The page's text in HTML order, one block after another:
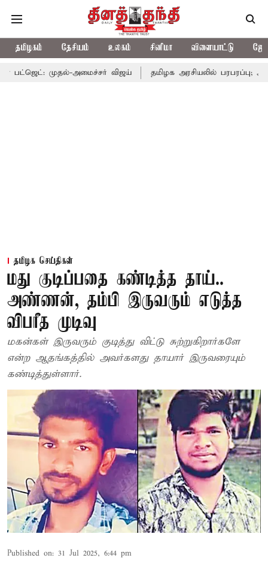
தமிழகம் தேசியம் உலகம் சினிமா விளையாட்டு
அமைச்சர் விஜய் தமிழக அரசியலில் பரபரப்பு; அமைச்சர்
தமிழக செய்திகள்
மது குடிப்பதை கண்டித்த தாய்..
அண்ணன், தம்பி இருவரும் எடுத்த
விபரீத முடிவு
மகன்கள் இருவரும் குடித்து விட்டு சுற்றுகிறார்களே
என்ற ஆதங்கத்தில் அவர்களது தாயார் இருவரையும்
கண்டித்துள்ளார்.
Published on: 31 Jul 2025, 6:44 pm